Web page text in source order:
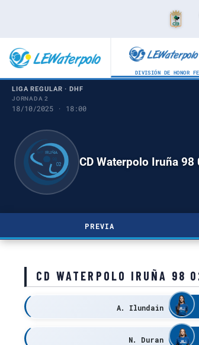
DIVISIÓN DE HONOR
LIGA REGULAR · DHF
JORNADA 2
18/10/2025 · 18:00
CD Waterpolo Iruña 98
PREVIA
CD WATERPOLO IRUÑA 98
A. Ilundain
N. Duran